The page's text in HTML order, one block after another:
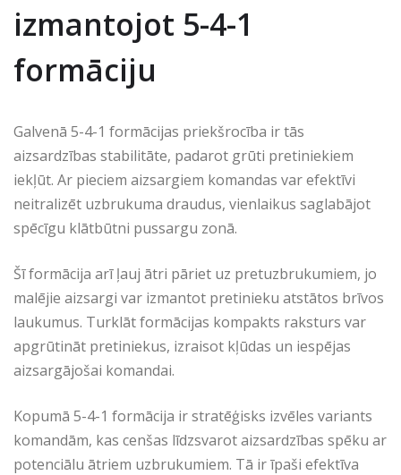
izmantojot 5-4-1
formāciju
Galvenā 5-4-1 formācijas priekšrocība ir tās
aizsardzības stabilitāte, padarot grūti pretiniekiem
iekļūt. Ar pieciem aizsargiem komandas var efektīvi
neitralizēt uzbrukuma draudus, vienlaikus saglabājot
spēcīgu klātbūtni pussargu zonā.
Šī formācija arī ļauj ātri pāriet uz pretuzbrukumiem, jo
malējie aizsargi var izmantot pretinieku atstātos brīvos
laukumus. Turklāt formācijas kompakts raksturs var
apgrūtināt pretiniekus, izraisot kļūdas un iespējas
aizsargājošai komandai.
Kopumā 5-4-1 formācija ir stratēģisks izvēles variants
komandām, kas cenšas līdzsvarot aizsardzības spēku ar
potenciālu ātriem uzbrukumiem. Tā ir īpaši efektīva